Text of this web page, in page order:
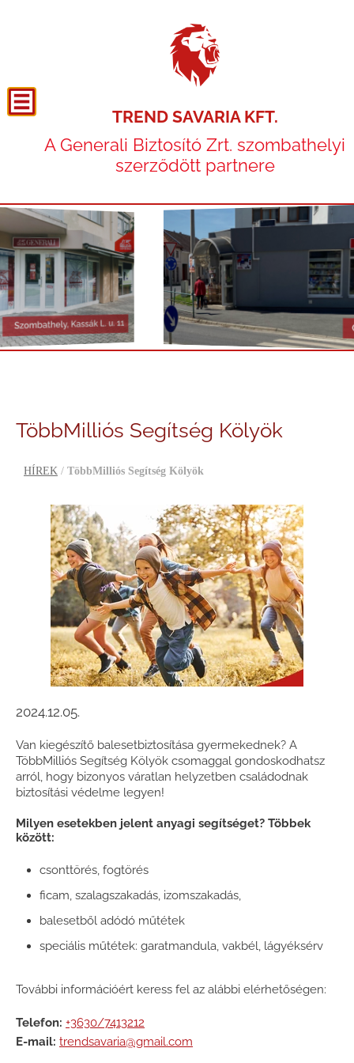
TREND SAVARIA KFT.
A Generali Biztosító Zrt. szombathelyi
szerződött partnere
TöbbMilliós Segítség Kölyök
HÍREK / TöbbMilliós Segítség Kölyök
2024.12.05.
Van kiegészítő balesetbiztosítása gyermekednek? A
TöbbMilliós Segítség Kölyök csomaggal gondoskodhatsz
arról, hogy bizonyos váratlan helyzetben családodnak
biztosítási védelme legyen!
Milyen esetekben jelent anyagi segítséget? Többek
között:
csonttörés, fogtörés
ficam, szalagszakadás, izomszakadás,
balesetből adódó műtétek
speciális műtétek: garatmandula, vakbél, lágyéksérv
További információért keress fel az alábbi elérhetőségen:
Telefon: +3630/7413212
E-mail: trendsavaria@gmail.com